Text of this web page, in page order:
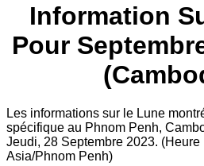
Information
Pour
Les informations sur le Lune
spécifique au Phnom Penh,
Jeudi, 28 Septembre 2023. (Heure
Asia/Phnom Penh)